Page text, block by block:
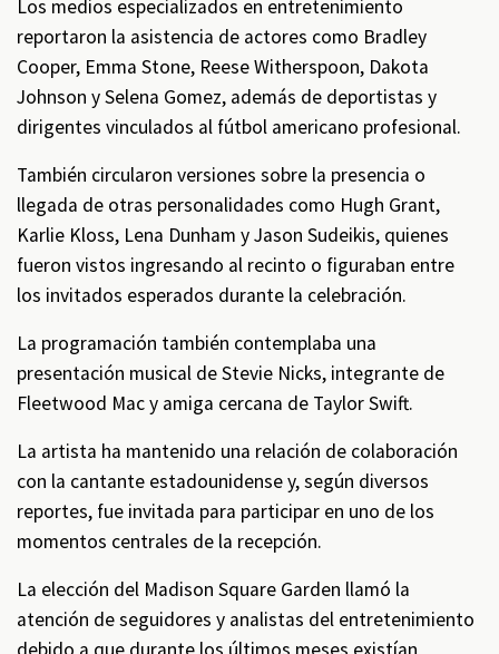
Los medios especializados en entretenimiento
reportaron la asistencia de actores como Bradley
Cooper, Emma Stone, Reese Witherspoon, Dakota
Johnson y Selena Gomez, además de deportistas y
dirigentes vinculados al fútbol americano profesional.
También circularon versiones sobre la presencia o
llegada de otras personalidades como Hugh Grant,
Karlie Kloss, Lena Dunham y Jason Sudeikis, quienes
fueron vistos ingresando al recinto o figuraban entre
los invitados esperados durante la celebración.
La programación también contemplaba una
presentación musical de Stevie Nicks, integrante de
Fleetwood Mac y amiga cercana de Taylor Swift.
La artista ha mantenido una relación de colaboración
con la cantante estadounidense y, según diversos
reportes, fue invitada para participar en uno de los
momentos centrales de la recepción.
La elección del Madison Square Garden llamó la
atención de seguidores y analistas del entretenimiento